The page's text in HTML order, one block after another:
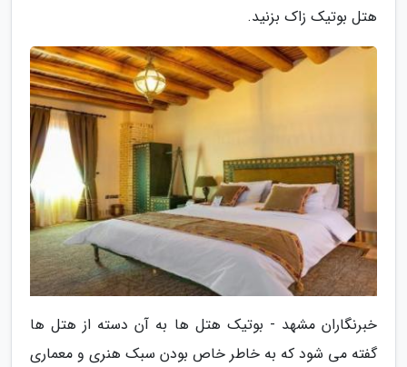
هتل بوتیک زاک بزنید.
خبرنگاران مشهد - بوتیک هتل ها به آن دسته از هتل ها
گفته می شود که به خاطر خاص بودن سبک هنری و معماری